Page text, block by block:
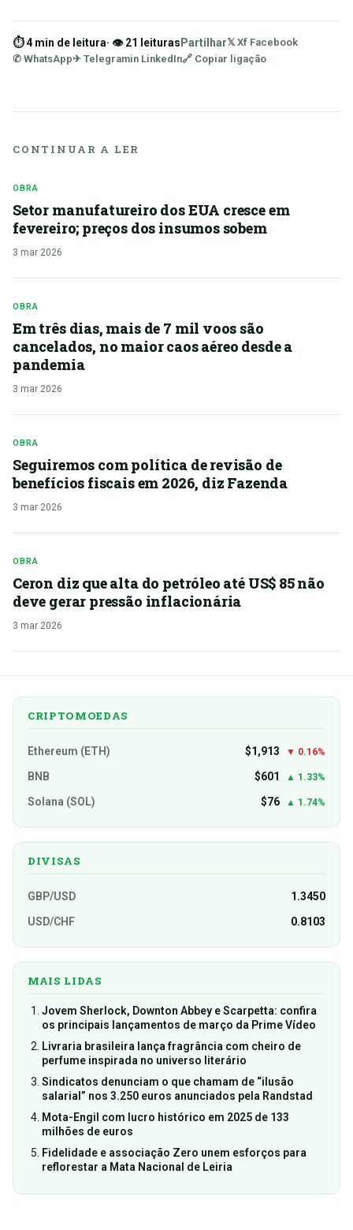
⏱ 4 min de leitura· 👁 21 leiturasPartilhar𝕏 Xf Facebook
✆ WhatsApp✈ Telegramin LinkedIn🔗 Copiar ligação
CONTINUAR A LER
OBRA
Setor manufatureiro dos EUA cresce em
fevereiro; preços dos insumos sobem
3 mar 2026
OBRA
Em três dias, mais de 7 mil voos são
cancelados, no maior caos aéreo desde a
pandemia
3 mar 2026
OBRA
Seguiremos com política de revisão de
benefícios fiscais em 2026, diz Fazenda
3 mar 2026
OBRA
Ceron diz que alta do petróleo até US$ 85 não
deve gerar pressão inflacionária
3 mar 2026
CRIPTOMOEDAS
Ethereum (ETH) $1,913 ▼ 0.16%
BNB $601 ▲ 1.33%
Solana (SOL) $76 ▲ 1.74%
DIVISAS
GBP/USD
1.3450
USD/CHF
0.8103
MAIS LIDAS
Jovem Sherlock, Downton Abbey e Scarpetta: confira
os principais lançamentos de março da Prime Vídeo
Livraria brasileira lança fragrância com cheiro de
perfume inspirada no universo literário
Sindicatos denunciam o que chamam de “ilusão
salarial” nos 3.250 euros anunciados pela Randstad
Mota-Engil com lucro histórico em 2025 de 133
milhões de euros
Fidelidade e associação Zero unem esforços para
reflorestar a Mata Nacional de Leiria